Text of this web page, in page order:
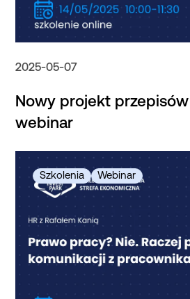
2025-05-07
Nowy projekt przepisów
webinar